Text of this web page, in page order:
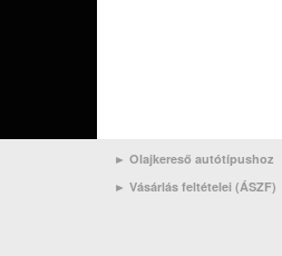
► Olajkereső autótípushoz
► Vásárlás feltételei (ÁSZF)